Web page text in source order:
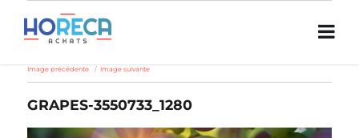
Image précédente Image suivante
GRAPES-3550733_1280